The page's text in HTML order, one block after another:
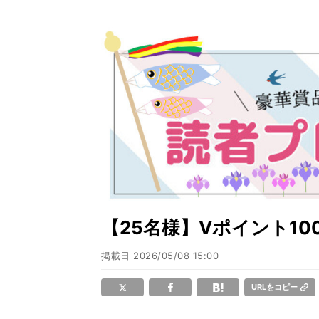
【25名様】Vポイント
掲載日 2026/05/08 15:00
URLをコピー